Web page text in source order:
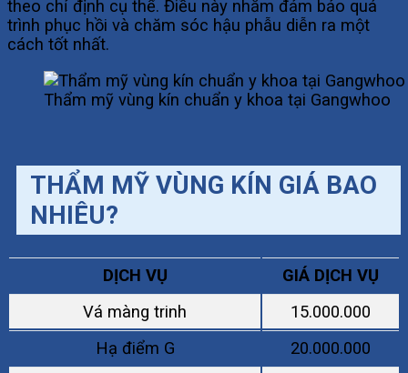
theo chỉ định cụ thể. Điều này nhằm đảm bảo quá
trình phục hồi và chăm sóc hậu phẫu diễn ra một
cách tốt nhất.
Thẩm mỹ vùng kín chuẩn y khoa tại Gangwhoo
THẨM MỸ VÙNG KÍN GIÁ BAO
NHIÊU?
DỊCH VỤ
GIÁ DỊCH VỤ
Vá màng trinh
15.000.000
Hạ điểm G
20.000.000